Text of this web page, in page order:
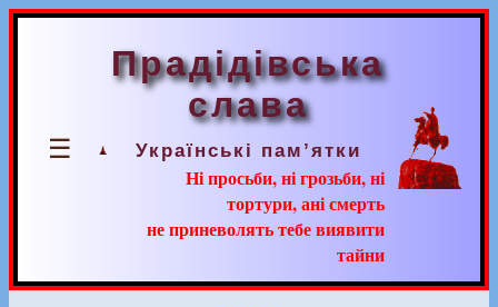
☰
Прадідівська
слава
Українські пам’ятки
Ні просьби, ні грозьби, ні
тортури, ані смерть
не приневолять тебе виявити
тайни